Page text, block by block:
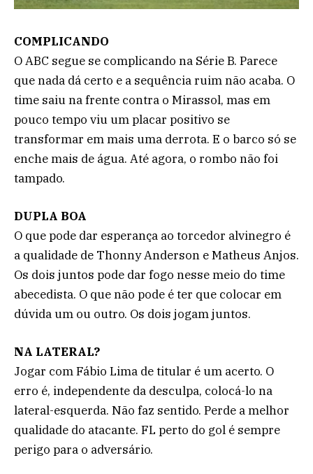
COMPLICANDO
O ABC segue se complicando na Série B. Parece
que nada dá certo e a sequência ruim não acaba. O
time saiu na frente contra o Mirassol, mas em
pouco tempo viu um placar positivo se
transformar em mais uma derrota. E o barco só se
enche mais de água. Até agora, o rombo não foi
tampado.
DUPLA BOA
O que pode dar esperança ao torcedor alvinegro é
a qualidade de Thonny Anderson e Matheus Anjos.
Os dois juntos pode dar fogo nesse meio do time
abecedista. O que não pode é ter que colocar em
dúvida um ou outro. Os dois jogam juntos.
NA LATERAL?
Jogar com Fábio Lima de titular é um acerto. O
erro é, independente da desculpa, colocá-lo na
lateral-esquerda. Não faz sentido. Perde a melhor
qualidade do atacante. FL perto do gol é sempre
perigo para o adversário.